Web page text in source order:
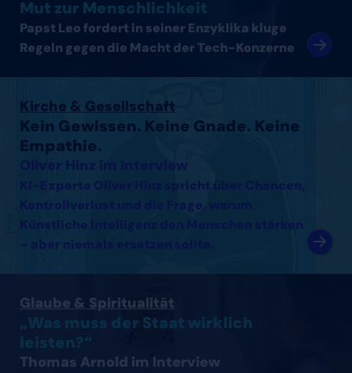
Mut zur Menschlichkeit
Papst Leo fordert in seiner Enzyklika kluge
Regeln gegen die Macht der Tech-Konzerne
Kirche & Gesellschaft
Kein Gewissen. Keine Gnade. Keine
Empathie.
Oliver Hinz im Interview
KI-Experte Oliver Hinz spricht über Chancen,
Kontrollverlust und die Frage, warum
Künstliche Intelligenz den Menschen stärken
– aber niemals ersetzen sollte.
Glaube & Spiritualität
„Was muss der Staat wirklich
leisten?“
Thomas Arnold im Interview